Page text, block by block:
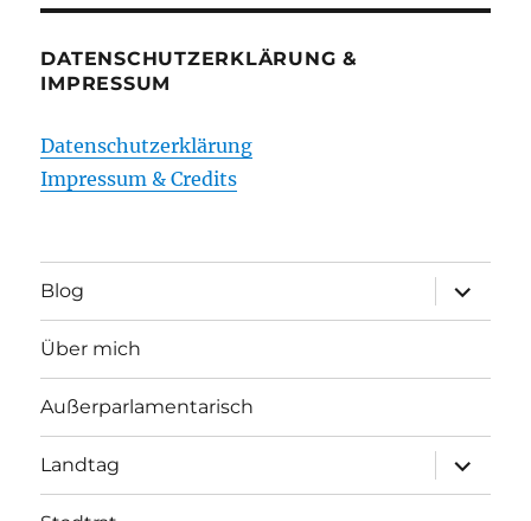
DATENSCHUTZERKLÄRUNG &
IMPRESSUM
Datenschutzerklärung
Impressum & Credits
Blog
öffnen
Über mich
Außerparlamentarisch
Landtag
öffnen